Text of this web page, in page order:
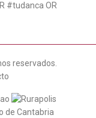
#tudanca OR
reservados.